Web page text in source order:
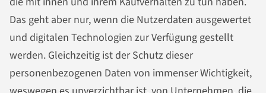
Das geht aber nur, wenn die Nutzerdaten ausgewertet
und digitalen Technologien zur Verfügung gestellt
werden. Gleichzeitig ist der Schutz dieser
personenbezogenen Daten von immenser Wichtigkeit,